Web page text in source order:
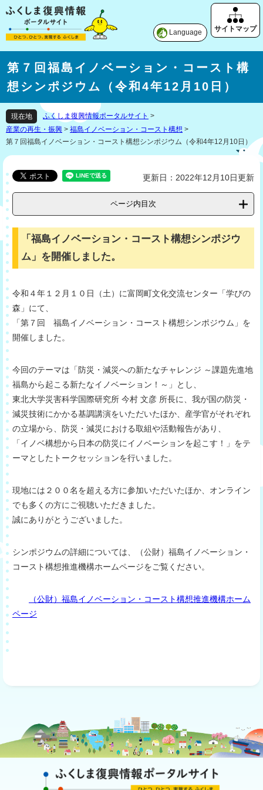
Language
第７回福島イノベーション・コースト構
想シンポジウム（令和4年12月10日）
現在地 ふくしま復興情報ポータルサイト >
産業の再生・振興 > 福島イノベーション・コースト構想 >
第７回福島イノベーション・コースト構想シンポジウム（令和4年12月10日）
更新日：2022年12月10日更新
ページ内目次
「福島イノベーション・コースト構想シンポジウ
ム」を開催しました。
令和４年１２月１０日（土）に富岡町文化交流センター「学びの
森」にて、
「第７回 福島イノベーション・コースト構想シンポジウム」を
開催しました。
今回のテーマは「防災・減災への新たなチャレンジ ～課題先進地
福島から起こる新たなイノベーション！～」とし、
東北大学災害科学国際研究所 今村 文彦 所長に、我が国の防災・
減災技術にかかる基調講演をいただいたほか、産学官がそれぞれ
の立場から、防災・減災における取組や活動報告があり、
「イノベ構想から日本の防災にイノベーションを起こす！」をテ
ーマとしたトークセッションを行いました。
現地には２００名を超える方に参加いただいたほか、オンライン
でも多くの方にご視聴いただきました。
誠にありがとうございました。
シンポジウムの詳細については、（公財）福島イノベーション・
コースト構想推進機構ホームページをご覧ください。
（公財）福島イノベーション・コースト構想推進機構ホーム
ページ